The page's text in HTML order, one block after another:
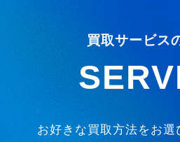
買取サービス
お好きな買取方法をお選